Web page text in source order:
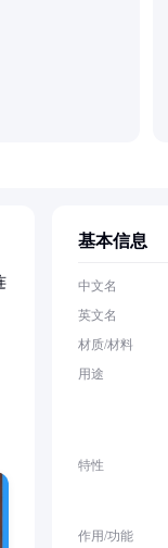
基本信息
中文名
英文名
材质/材料
用途
特性
作用/功能